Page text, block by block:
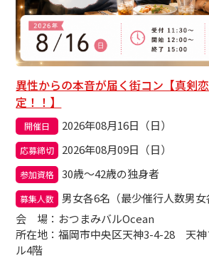
異性からの本音が届く街コン【真剣
定！！】
開催日 2026年08月16日（日）
応募締切 2026年08月09日（日）
参加資格 30歳～42歳の独身者
募集人数
男女各6名（最少催行人数男女
会場：おつまみバルOcean
所在地：福岡市中央区天神3-4-28 天神
ル4階